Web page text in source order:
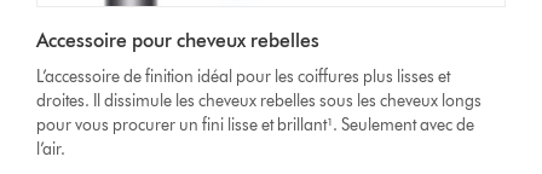
Transcript
transcription
de
la
vidéo
Accessoire pour cheveux rebelles
L’accessoire de finition idéal pour les coiffures plus lisses et
droites. Il dissimule les cheveux rebelles sous les cheveux longs
pour vous procurer un fini lisse et brillant¹. Seulement avec de
l’air.